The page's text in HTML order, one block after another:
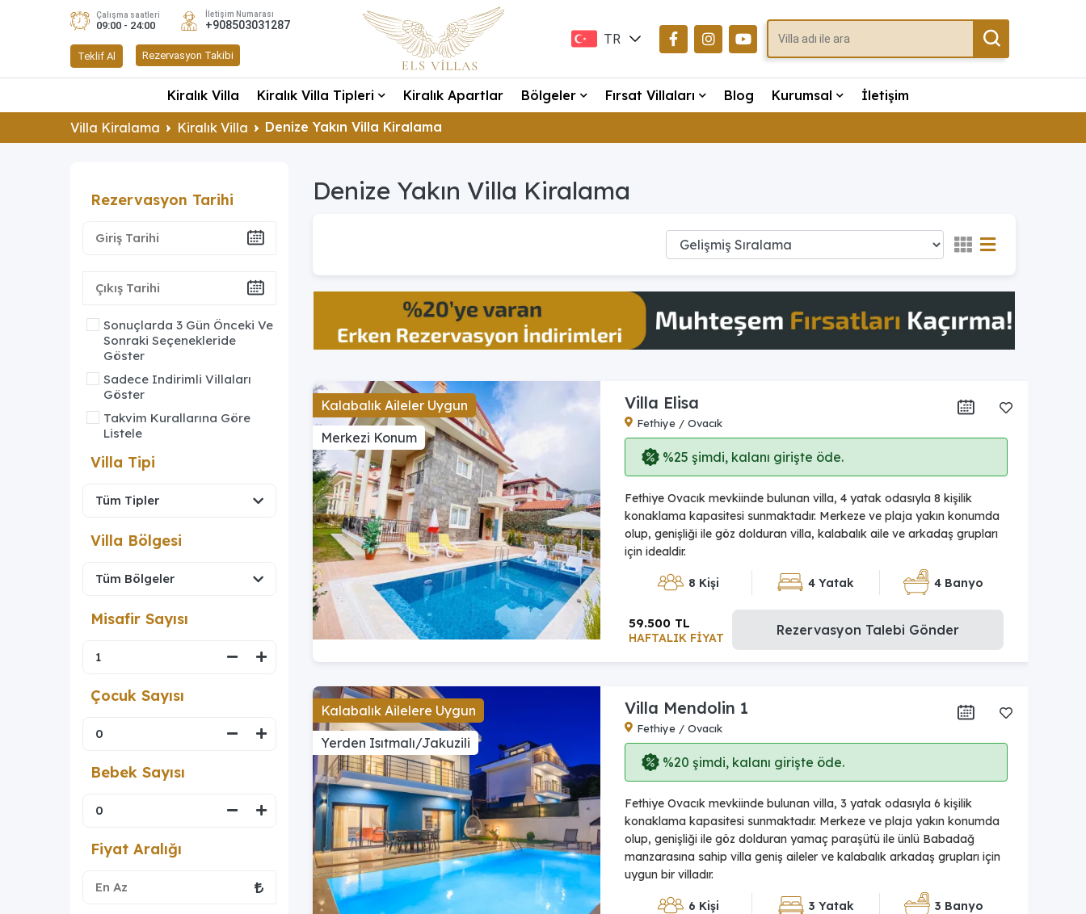
Çalışma saatleri
09:00 - 24:00
İletişim Numarası
+908503031287
Teklif Al Rezervasyon Takibi
TR
DE
Kiralık Villa Kiralık Villa Tipleri Kiralık Apartlar Bölgeler Fırsat Villaları Blog Kurumsal
İletişim
Villa Kiralama
Kiralık Villa Denize Yakın Villa Kiralama
Rezervasyon Tarihi
Sonuçlarda 3 Gün Önceki Ve
Sonraki Seçenekleride
Göster
Sadece Indirimli Villaları
Göster
Takvim Kurallarına Göre
Listele
Villa Tipi
Villa Bölgesi
Misafir Sayısı
Çocuk Sayısı
Bebek Sayısı
Fiyat Aralığı
Denize Yakın Villa Kiralama
Kalabalık Aileler Uygun
Merkezi Konum
Villa Elisa
Fethiye / Ovacık
%25 şimdi, kalanı girişte öde.
Fethiye Ovacık mevkiinde bulunan villa, 4 yatak odasıyla 8 kişilik
konaklama kapasitesi sunmaktadır. Merkeze ve plaja yakın konumda
olup, genişliği ile göz dolduran villa, kalabalık aile ve arkadaş grupları
için idealdir.
8 Kişi 4 Yatak 4 Banyo
HAFTALIK FİYAT
59.500 TL Rezervasyon Talebi Gönder
Kalabalık Ailelere Uygun
Yerden Isıtmalı/Jakuzili
Villa Mendolin 1
Fethiye / Ovacık
%20 şimdi, kalanı girişte öde.
Fethiye Ovacık mevkiinde bulunan villa, 3 yatak odasıyla 6 kişilik
konaklama kapasitesi sunmaktadır. Merkeze ve plaja yakın konumda
olup, genişliği ile göz dolduran yamaç paraşütü ile ünlü Babadağ
manzarasına sahip villa geniş aileler ve kalabalık arkadaş grupları için
uygun bir villadır.
6 Kişi 3 Yatak 3 Banyo